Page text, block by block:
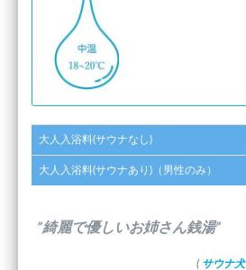
大人入浴料(サウナなし)
大人入浴料(サウナあり)（男性のみ）
”綺麗で優しいお姉さん銭湯”
( サウナ犬